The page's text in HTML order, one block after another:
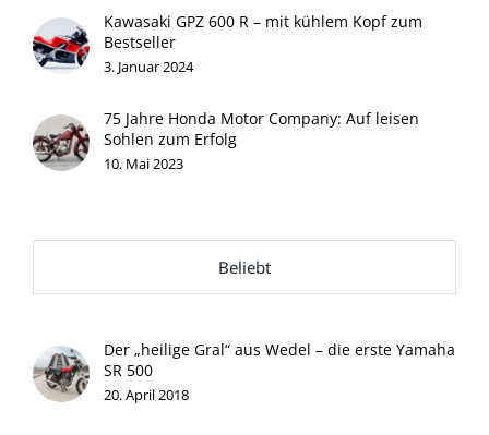
Kawasaki GPZ 600 R – mit kühlem Kopf zum
Bestseller
3. Januar 2024
75 Jahre Honda Motor Company: Auf leisen
Sohlen zum Erfolg
10. Mai 2023
Beliebt
Der „heilige Gral“ aus Wedel – die erste Yamaha
SR 500
20. April 2018